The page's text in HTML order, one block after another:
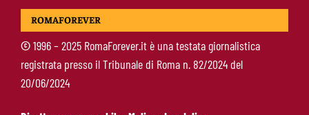
Mercato Roma, manca un solo colpo: Gasperini
ROMAFOREVER
©1996 – 2025 RomaForever.it è una testata giornalistica
registrata presso il Tribunale di Roma n. 82/2024 del
20/06/2024